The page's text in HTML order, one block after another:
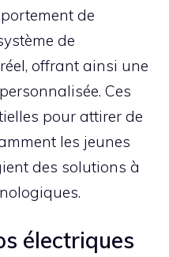
de
de
offrant ainsi une
Ces
pour attirer de
les jeunes
des solutions à
électriques